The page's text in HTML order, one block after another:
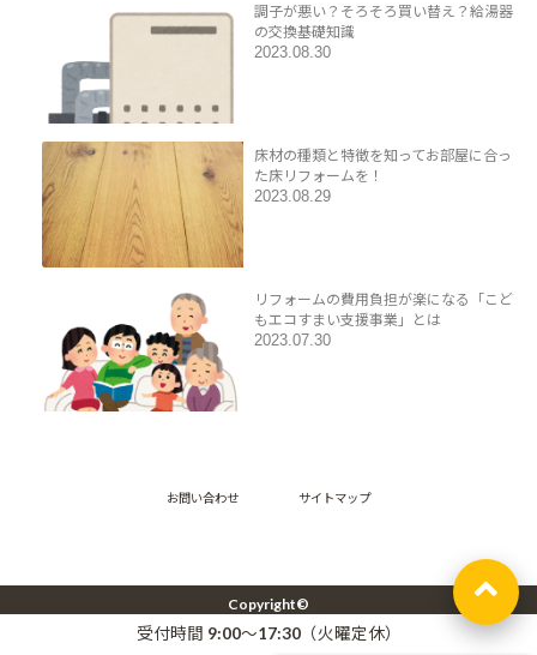
受付時間 9:00～17:30（火曜定休）
調子が悪い？そろそろ買い替え？給湯器
の交換基礎知識
2023.08.30
床材の種類と特徴を知ってお部屋に合っ
た床リフォームを！
2023.08.29
リフォームの費用負担が楽になる「こど
もエコすまい支援事業」とは
2023.07.30
お問い合わせ サイトマップ
Copyright©
湘南エリア【藤沢・辻堂・茅ヶ崎・鎌倉】の二世帯住宅リフォーム -株式会社アッ